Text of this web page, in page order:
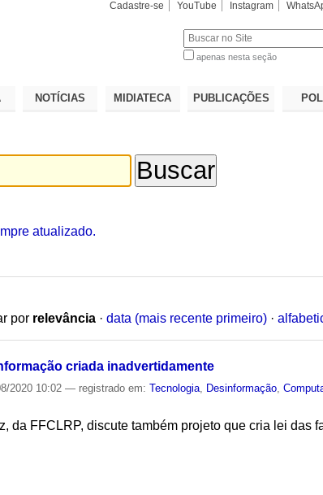
Cadastre-se YouTube Instagram
apenas nesta seção
NOTÍCIAS MIDIATECA PUBLICAÇÕES
atualizado.
por relevância · data (mais recente primeiro) ·
criada inadvertidamente
2020 10:02— registrado em:Tecnologia Desinformação ,
da FFCLRP, discute também projeto que cria lei das